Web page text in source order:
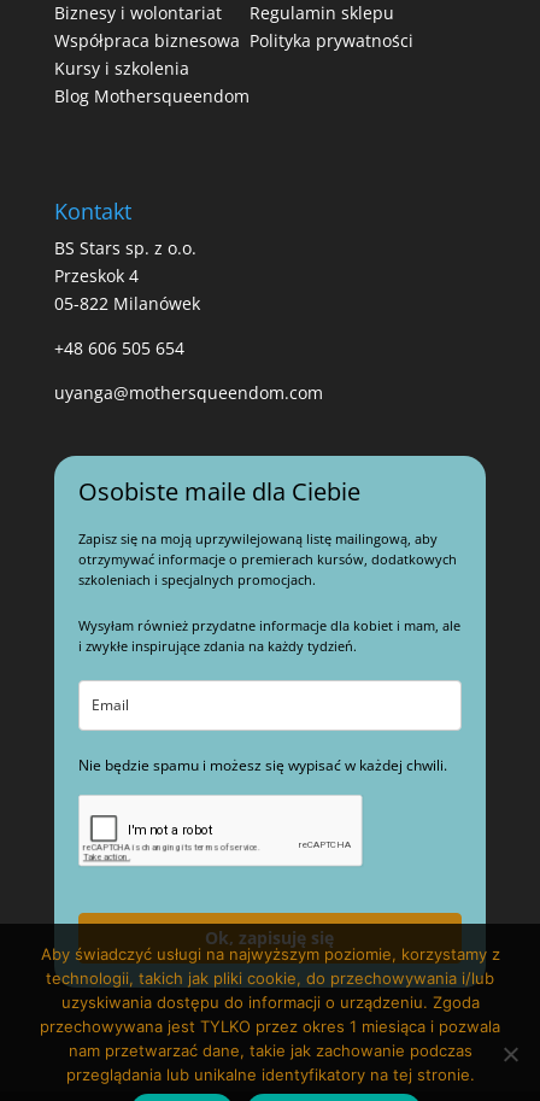
Biznesy i wolontariat
Współpraca biznesowa
Kursy i szkolenia
Blog Mothersqueendom
Regulamin sklepu
Polityka prywatności
Kontakt
BS Stars sp. z o.o.
Przeskok 4
05-822 Milanówek
+48 606 505 654
uyanga@mothersqueendom.com
Osobiste maile dla Ciebie
Zapisz się na moją uprzywilejowaną listę mailingową, aby
otrzymywać informacje o premierach kursów, dodatkowych
szkoleniach i specjalnych promocjach.
Wysyłam również przydatne informacje dla kobiet i mam, ale
i zwykłe inspirujące zdania na każdy tydzień.
Nie będzie spamu i możesz się wypisać w każdej chwili.
Ok, zapisuję się
Aby świadczyć usługi na najwyższym poziomie, korzystamy z
technologii, takich jak pliki cookie, do przechowywania i/lub
uzyskiwania dostępu do informacji o urządzeniu. Zgoda
przechowywana jest TYLKO przez okres 1 miesiąca i pozwala
nam przetwarzać dane, takie jak zachowanie podczas
przeglądania lub unikalne identyfikatory na tej stronie.